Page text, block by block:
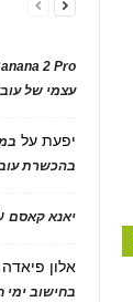
2 Pro
עצמי של
יפעתעל
בהכשרת
יאנא קאסם
אלון פיאדה
בחישוב